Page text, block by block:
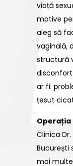
viață
motive
aleg să
vaginală,
structură
ar fi:
țesut
Operația
Clinica
București
mai